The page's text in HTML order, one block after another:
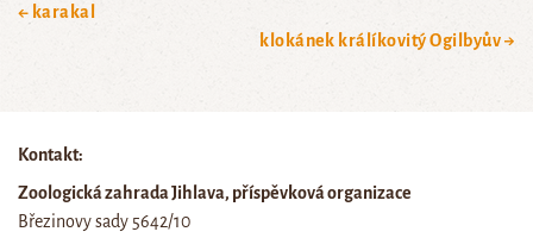
← karakal
klokánek králíkovitý Ogilbyův →
Kontakt:
Zoologická zahrada Jihlava, příspěvková organizace
Březinovy sady 5642/10